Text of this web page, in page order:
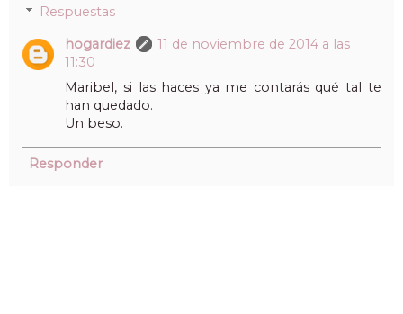
Respuestas
hogardiez
11 de noviembre de 2014 a las
11:30
Maribel, si las haces ya me contarás qué tal te
han quedado.
Un beso.
Responder